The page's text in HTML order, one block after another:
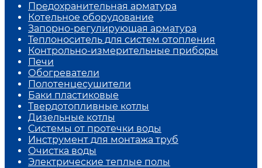
Предохранительная арматура
Котельное оборудование
Запорно-регулирующая арматура
Теплоноситель для систем отопления
Контрольно-измерительные приборы
Печи
Обогреватели
Полотенцесушители
Баки пластиковые
Твердотопливные котлы
Дизельные котлы
Системы от протечки воды
Инструмент для монтажа труб
Очистка воды
Электрические теплые полы